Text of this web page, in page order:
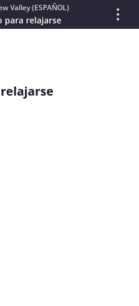
Valley (ESPAÑOL)
para relajarse